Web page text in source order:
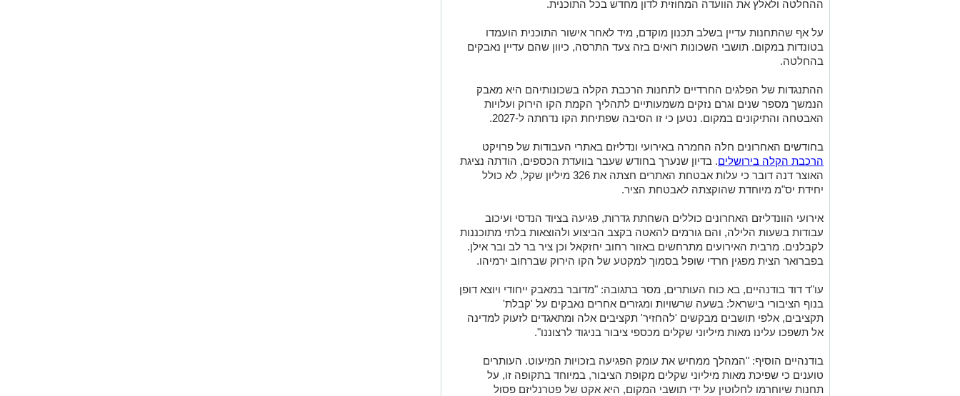
ההחלטה ולאלץ את הוועדה המחוזית לדון מחדש בכל התוכנית.
על אף שהתחנות עדיין בשלב תכנון מוקדם, מיד לאחר אישור התוכנית הועמדו
בטונדות במקום. תושבי השכונות רואים בזה צעד התרסה, כיוון שהם עדיין נאבקים
בהחלטה.
ההתנגדות של הפלגים החרדיים לתחנות הרכבת הקלה בשכונותיהם היא מאבק
הנמשך מספר שנים וגרם נזקים משמעותיים לתהליך הקמת הקו הירוק ועלויות
האבטחה והתיקונים במקום. נטען כי זו הסיבה שפתיחת הקו נדחתה ל-2027.
בחודשים האחרונים חלה החמרה באירועי ונדליזם באתרי העבודות של פרויקט
הרכבת הקלה בירושלים. בדיון שנערך בחודש שעבר בוועדת הכספים, הודתה נציגת
האוצר דנה דובר כי עלות אבטחת האתרים חצתה את 326 מיליון שקל, לא כולל
יחידת יס"מ מיוחדת שהוקצתה לאבטחת הציר.
אירועי הוונדליזם האחרונים כוללים השחתת גדרות, פגיעה בציוד הנדסי ועיכוב
עבודות בשעות הלילה, והם גורמים להאטה בקצב הביצוע ולהוצאות בלתי מתוכננות
לקבלנים. מרבית האירועים מתרחשים באזור רחוב יחזקאל וכן ציר בר לב ובר אילן.
בפברואר הצית מפגין חרדי שופל בסמוך למקטע של הקו הירוק שברחוב ירמיהו.
עו"ד דוד בודנהיים, בא כוח העותרים, מסר בתגובה: "מדובר במאבק ייחודי ויוצא דופן
בנוף הציבורי בישראל: בשעה שרשויות ומגזרים אחרים נאבקים על 'קבלת'
תקציבים, אלפי תושבים מבקשים 'להחזיר' תקציבים אלה ומתאגדים לזעוק למדינה
אל תשפכו עלינו מאות מיליוני שקלים מכספי ציבור בניגוד לרצוננו".
בודנהיים הוסיף: "המהלך ממחיש את עומק הפגיעה בזכויות המיעוט. העותרים
טוענים כי שפיכת מאות מיליוני שקלים מקופת הציבור, במיוחד בתקופה זו, על
תחנות שיוחרמו לחלוטין על ידי תושבי המקום, היא אקט של פטרנליזם פסול